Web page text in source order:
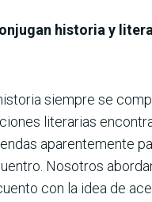
historia y
siempre se
literarias
aparentemente
Nosotros
con la idea de